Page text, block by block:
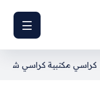
كراسي مكتبية كراسي شبك